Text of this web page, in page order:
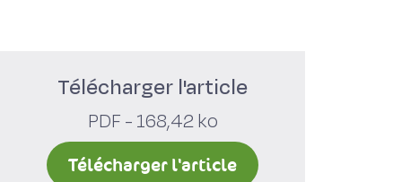
Télécharger l'article
PDF - 168,42 ko
Télécharger l'article